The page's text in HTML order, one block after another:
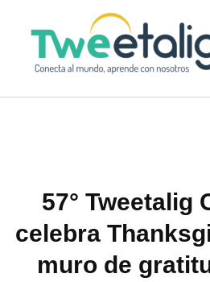
57° Tweetalig
celebra
muro de